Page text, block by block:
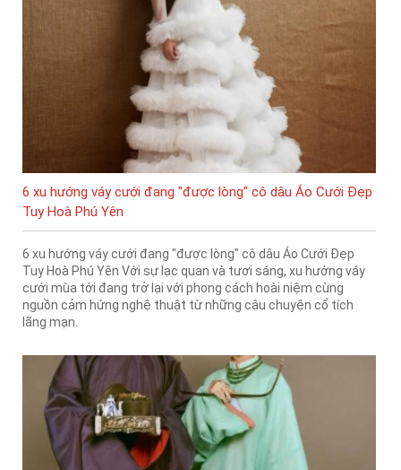
6 xu hướng váy cưới đang "được lòng" cô dâu Áo Cưới Đẹp
Tuy Hoà Phú Yên
6 xu hướng váy cưới đang "được lòng" cô dâu Áo Cưới Đẹp
Tuy Hoà Phú Yên Với sự lạc quan và tươi sáng, xu hướng váy
cưới mùa tới đang trở lại với phong cách hoài niệm cùng
nguồn cảm hứng nghệ thuật từ những câu chuyện cổ tích
lãng mạn.